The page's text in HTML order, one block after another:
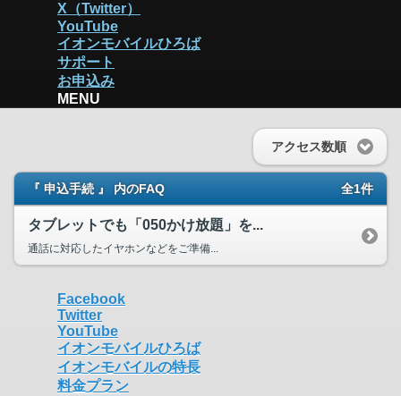
X（Twitter）
YouTube
イオンモバイルひろば
サポート
お申込み
MENU
アクセス数順
『 申込手続 』 内のFAQ 全1件
タブレットでも「050かけ放題」を...
通話に対応したイヤホンなどをご準備...
Facebook
Twitter
YouTube
イオンモバイルひろば
イオンモバイルの特長
料金プラン